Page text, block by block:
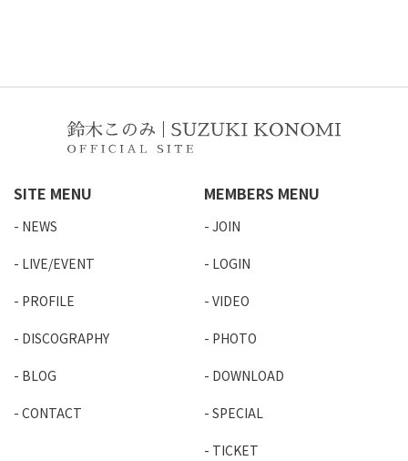
SITE MENU
NEWS
LIVE/EVENT
PROFILE
DISCOGRAPHY
BLOG
CONTACT
MEMBERS MENU
JOIN
LOGIN
VIDEO
PHOTO
DOWNLOAD
SPECIAL
TICKET